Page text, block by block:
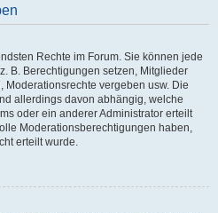
Rechte im Forum. Sie können jede
B. Berechtigungen setzen, Mitglieder
vergeben usw. Die
allerdings davon abhängig, welche
oder ein anderer Administrator erteilt
Moderationsberechtigungen haben,
erteilt wurde.